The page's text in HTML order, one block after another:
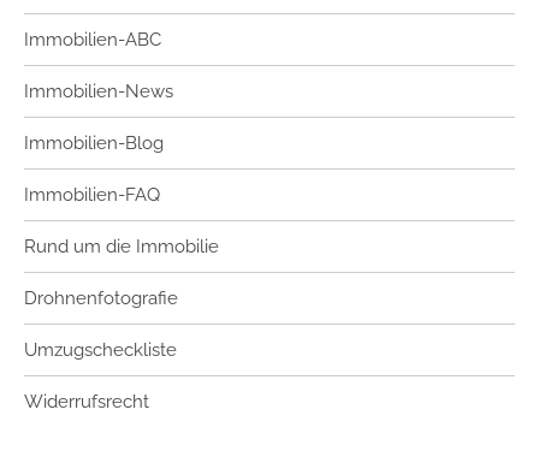
Immobilien-ABC
Immobilien-News
Immobilien-Blog
Immobilien-FAQ
Rund um die Immobilie
Drohnenfotografie
Umzugscheckliste
Widerrufsrecht